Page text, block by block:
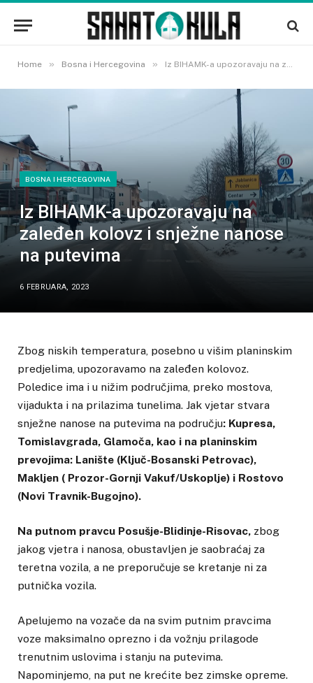
Home » Bosna i Hercegovina » Iz BIHAMK-a upozoravaju na zaleđen kolovz i snježne nanose na putevima
BOSNA I HERCEGOVINA
Iz BIHAMK-a upozoravaju na
zaleđen kolovz i snježne nanose
na putevima
6 FEBRUARA, 2023
Zbog niskih temperatura, posebno u višim planinskim
predjelima, upozoravamo na zaleđen kolovoz.
Poledice ima i u nižim područjima, preko mostova,
vijadukta i na prilazima tunelima. Jak vjetar stvara
snježne nanose na putevima na području: Kupresa,
Tomislavgrada, Glamoča, kao i na planinskim
prevojima: Lanište (Ključ-Bosanski Petrovac),
Makljen ( Prozor-Gornji Vakuf/Uskoplje) i Rostovo
(Novi Travnik-Bugojno).
Na putnom pravcu Posušje-Blidinje-Risovac, zbog
jakog vjetra i nanosa, obustavljen je saobraćaj za
teretna vozila, a ne preporučuje se kretanje ni za
putnička vozila.
Apelujemo na vozače da na svim putnim pravcima
voze maksimalno oprezno i da vožnju prilagode
trenutnim uslovima i stanju na putevima.
Napominjemo, na put ne krećite bez zimske opreme.